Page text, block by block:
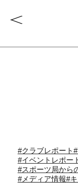
#クラブレポート
#イベントレポー
#スポーツ局から
#メディア情報#